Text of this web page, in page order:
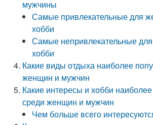
мужчины
Самые привлекательные для
хобби
Самые непривлекательные
хобби
Какие виды отдыха наиболее
женщин и мужчин
Какие интересы и хобби
среди женщин и мужчин
Чем больше всего